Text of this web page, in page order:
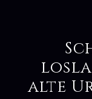
alte